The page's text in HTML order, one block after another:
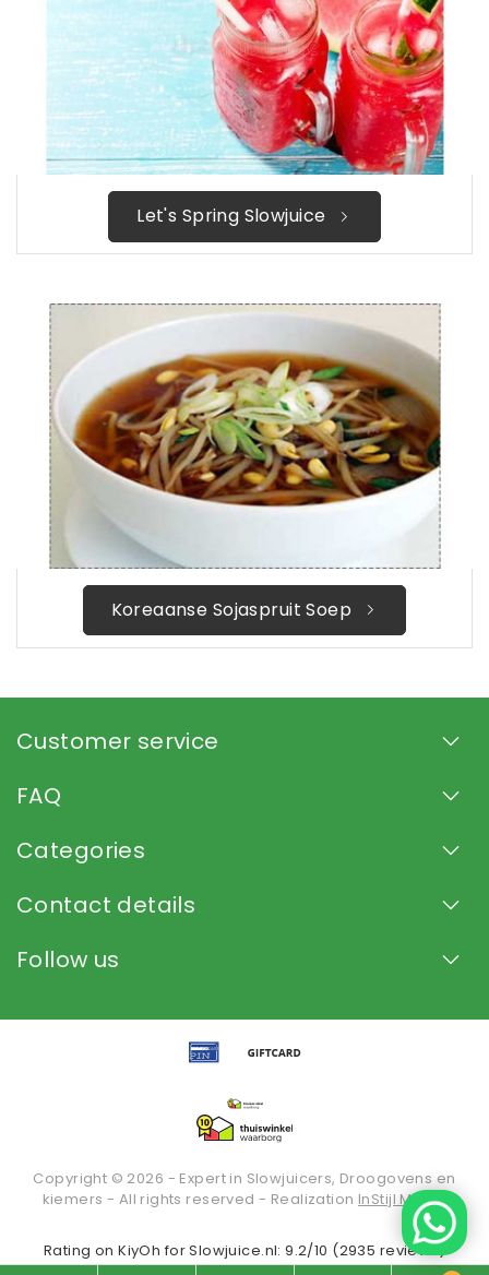
Let's Spring Slowjuice
Koreaanse Sojaspruit Soep
Customer service
FAQ
Categories
Contact details
Follow us
Copyright © 2026 - Expert in Slowjuicers, Droogovens en
kiemers - All rights reserved - Realization InStijl Media
Rating onKiyOh for Slowjuice.nl: 9.2/10 (2935 reviews)